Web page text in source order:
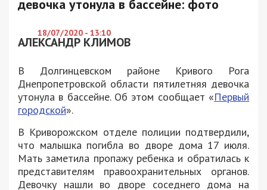
девочка утонула в бассейне: фото
18/07/2020 - 13:10
АЛЕКСАНДР КЛИМОВ
В Долгинцевском районе Кривого Рога
Днепропетровской области пятилетняя девочка
утонула в бассейне. Об этом сообщает «Первый
городской».
В Криворожском отделе полиции подтвердили,
что малышка погибла во дворе дома 17 июля.
Мать заметила пропажу ребенка и обратилась к
представителям правоохранительных органов.
Девочку нашли во дворе соседнего дома на